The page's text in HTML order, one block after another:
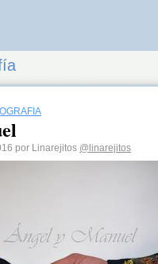
por Linarejitos @linarejitos